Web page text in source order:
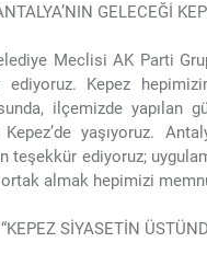
GELECEĞİ
Meclisi AK Parti
ediyoruz. Kepez
ilçemizde yapılan
yaşıyoruz.
teşekkür ediyoruz;
ortak almak hepimizi
SİYASETİN